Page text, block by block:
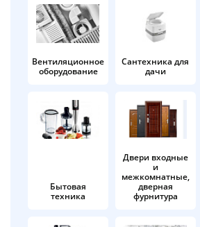
Вентиляционное
оборудование
Сантехника для
дачи
Бытовая
техника
Двери входные
и
межкомнатные,
дверная
фурнитура
по25%каждые 2 недели
Подробнее
об оплате Плайтом
недели
Остались вопросы?
8 800 302-02-51
plait.ru